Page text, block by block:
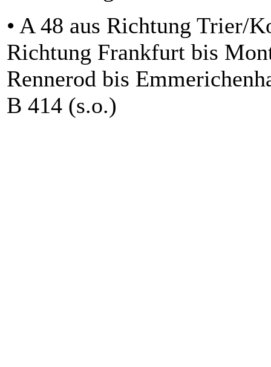
• A 48 aus Richtung Trier/
Richtung Frankfurt bis
Rennerod bis
B 414 (s.o.)